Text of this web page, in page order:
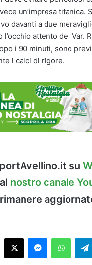
un’impresa titanica.
davanti a due
l’occhio attento del Var.
i 90 minuti, sono
i calci di rigore.
su
nostro canale
rimanere
Facebook
X Messenger